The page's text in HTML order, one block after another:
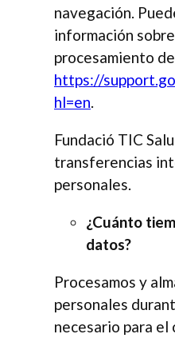
navegación.
información
procesamiento
https://
hl=en.
Fundació TIC
transferencias
personales.
¿Cuánto
datos?
Procesamos y
personales
necesario para el